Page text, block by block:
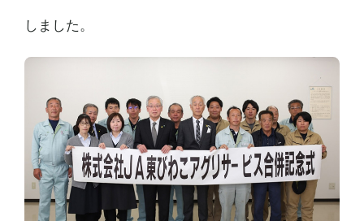
しました。